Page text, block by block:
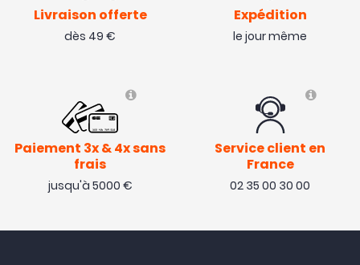
Bien !
attention au model 1 OU 2 pour les GAZ , je me suis
Avis collecté par Trustpilot
Radio commande avec une très bonne prise en main,
rapport qualité prix imbattable. Acheté pour de la
( 02/07/22 )
Livraison offerte
dès 49 €
Expédition
le jour même
Paiement 3x & 4x sans
frais
jusqu'à 5000 €
Service client en
France
02 35 00 30 00